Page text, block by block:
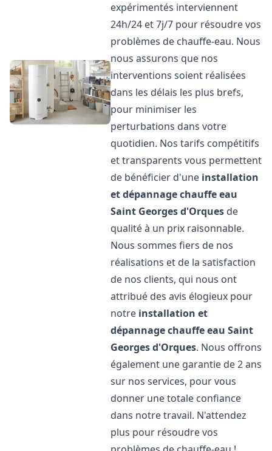
expérimentés interviennent
24h/24 et 7j/7 pour résoudre vos
problèmes de chauffe-eau. Nous
nous assurons que nos
interventions soient réalisées
dans les délais les plus brefs,
pour minimiser les
perturbations dans votre
quotidien. Nos tarifs compétitifs
et transparents vous permettent
de bénéficier d'une installation
et dépannage chauffe eau
Saint Georges d'Orques de
qualité à un prix raisonnable.
Nous sommes fiers de nos
réalisations et de la satisfaction
de nos clients, qui nous ont
attribué des avis élogieux pour
notre installation et
dépannage chauffe eau Saint
Georges d'Orques. Nous offrons
également une garantie de 2 ans
sur nos services, pour vous
donner une totale confiance
dans notre travail. N'attendez
plus pour résoudre vos